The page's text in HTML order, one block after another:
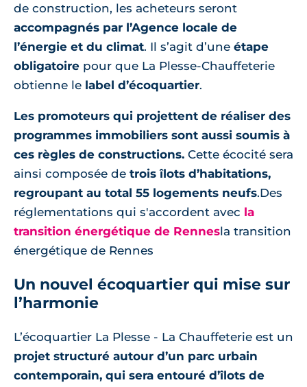
de construction, les acheteurs seront
accompagnés par l’Agence locale de
l’énergie et du climat. Il s’agit d’une étape
obligatoire pour que La Plesse-Chauffeterie
obtienne le label d’écoquartier.
Les promoteurs qui projettent de réaliser des
programmes immobiliers sont aussi soumis à
ces règles de constructions. Cette écocité sera
ainsi composée de trois îlots d’habitations,
regroupant au total 55 logements neufs.Des
réglementations qui s'accordent avec la
transition énergétique de Rennesla transition
énergétique de Rennes
Un nouvel écoquartier qui mise sur
l’harmonie
L’écoquartier La Plesse - La Chauffeterie est un
projet structuré autour d’un parc urbain
contemporain, qui sera entouré d’îlots de